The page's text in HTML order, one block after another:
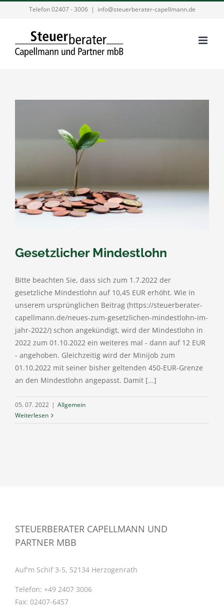
Telefon 02407 - 3006 | info@steuerberater-capellmann.de
Gesetzlicher Mindestlohn
Bitte beachten Sie, dass sich zum 1.7.2022 der
gesetzliche Mindestlohn auf 10,45 EUR erhöht. Wie in
unserem ursprünglichen Beitrag (https://steuerberater-
capellmann.de/neues-zum-gesetzlichen-mindestlohn-im-
jahr-2022/) schon angekündigt, wird der Mindestlohn in
2022 zum 01.10.2022 ein weiteres mal - dann auf 12 EUR
- angehoben. Gleichzeitig wird der Minijob zum
01.10.2022 mit seiner bisher geltenden 450-EUR-Grenze
an den Mindestlohn angepasst. Damit [...]
05. 07. 2022 | Allgemein
Weiterlesen
STEUERBERATER CAPELLMANN UND
PARTNER MBB
Auf'm Schif 3-5, 52134 Herzogenrath
Telefon: +49 2407 3006
Fax: 02407-6457